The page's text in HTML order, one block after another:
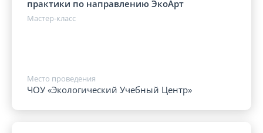
практики по направлению ЭкоАрт
Мастер-класс
Место проведения
ЧОУ «Экологический Учебный Центр»